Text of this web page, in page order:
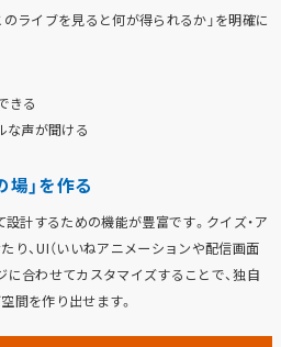
ライブを見ると何が得られるか」を明確に
きる
な声が聞ける
」を作る
計するための機能が豊富です。クイズ・ア
り、UI（いいねアニメーションや配信画面
に合わせてカスタマイズすることで、独自
間を作り出せます。